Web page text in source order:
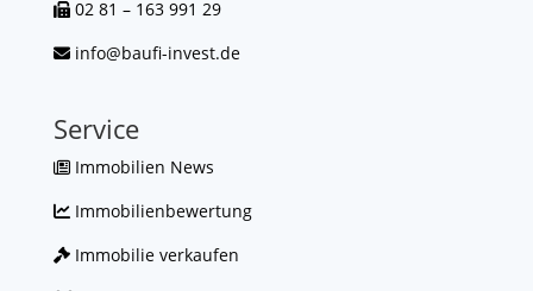
02 81 – 163 991 29
info@baufi-invest.de
Service
Immobilien News
Immobilienbewertung
Immobilie verkaufen